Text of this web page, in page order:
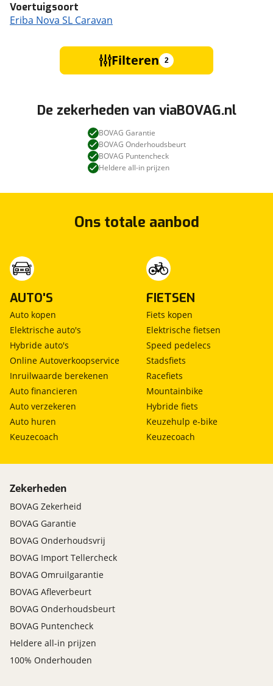
Voertuigsoort
Eriba Nova SL Caravan
Filteren 2
De zekerheden van viaBOVAG.nl
BOVAG Garantie
BOVAG Onderhoudsbeurt
BOVAG Puntencheck
Heldere all-in prijzen
Ons totale aanbod
AUTO'S
Auto kopen
Elektrische auto's
Hybride auto's
Online Autoverkoopservice
Inruilwaarde berekenen
Auto financieren
Auto verzekeren
Auto huren
Keuzecoach
FIETSEN
Fiets kopen
Elektrische fietsen
Speed pedelecs
Stadsfiets
Racefiets
Mountainbike
Hybride fiets
Keuzehulp e-bike
Keuzecoach
Zekerheden
BOVAG Zekerheid
BOVAG Garantie
BOVAG Onderhoudsvrij
BOVAG Import Tellercheck
BOVAG Omruilgarantie
BOVAG Afleverbeurt
BOVAG Onderhoudsbeurt
BOVAG Puntencheck
Heldere all-in prijzen
100% Onderhouden